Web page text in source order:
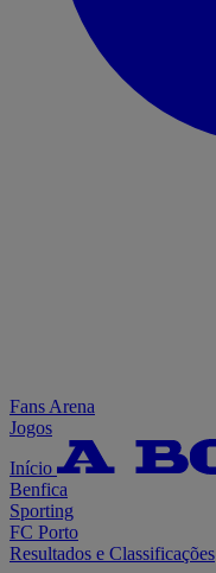
Fans Arena
Jogos
Início
Benfica
Sporting
FC Porto
Resultados e Classificações